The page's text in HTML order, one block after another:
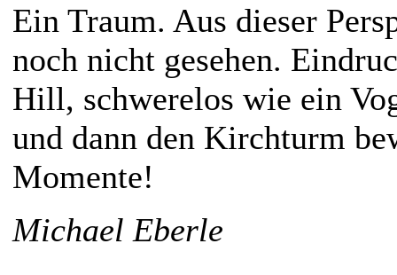
Ein Traum. Aus dieser
noch nicht gesehen.
Hill, schwerelos wie ein
und dann den Kirchturm
Momente!
Michael Eberle